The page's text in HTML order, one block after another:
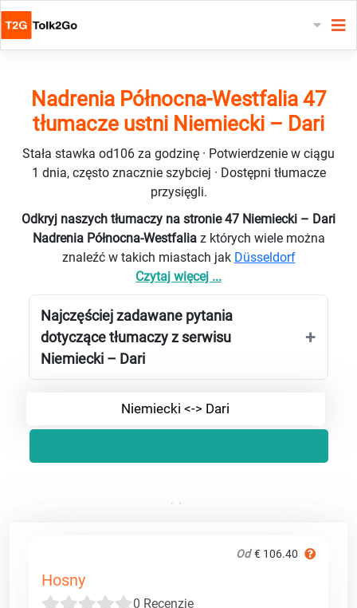
Nadrenia Północna-Westfalia 47
tłumacze ustni Niemiecki – Dari
Stała stawka od106 za godzinę · Potwierdzenie w ciągu
1 dnia, często znacznie szybciej · Dostępni tłumacze
przysięgli.
Odkryj naszych tłumaczy na stronie 47 Niemiecki – Dari
Nadrenia Północna-Westfalia z których wiele można
znaleźć w takich miastach jak Düsseldorf
Czytaj więcej ...
Najczęściej zadawane pytania
dotyczące tłumaczy z serwisu
Niemiecki – Dari
Niemiecki <-> Dari
Od € 106.40
Hosny
0 Recenzje